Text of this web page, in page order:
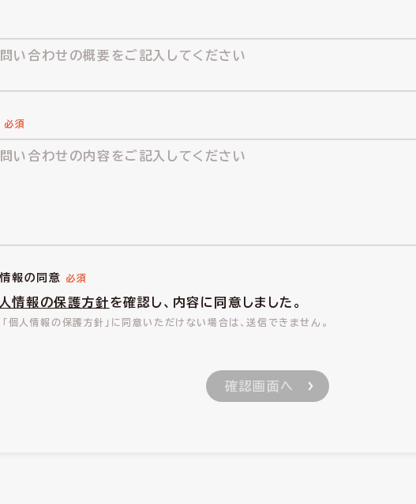
報の同意
情報の保護方針を確認し、内容に同意しました。
個人情報の保護方針」に同意いただけない場合は、送信できません。